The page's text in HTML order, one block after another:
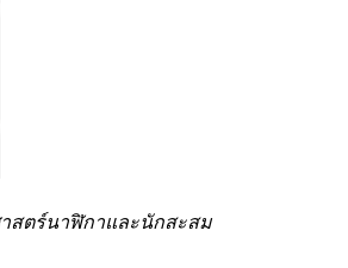
สตร์นาฬิกาและนักสะสม